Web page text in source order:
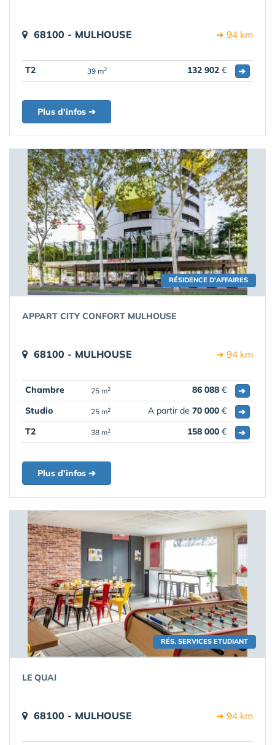
68100 - MULHOUSE ➔ 94 km
T2 39 m2 132 902 € ➔
Plus d'infos ➔
RÉSIDENCE D'AFFAIRES
APPART CITY CONFORT MULHOUSE
68100 - MULHOUSE ➔ 94 km
Chambre 25 m2 86 088 €
➔
Studio
25 m2 A partir de 70 000 €
➔
T2
38 m2 158 000 € ➔
Plus d'infos ➔
RÉS. SERVICES ETUDIANT
LE QUAI
68100 - MULHOUSE ➔ 94 km